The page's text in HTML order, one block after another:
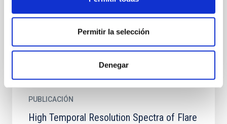
Permitir la selección
Denegar
PUBLICACIÓN
High Temporal Resolution Spectra of Flare